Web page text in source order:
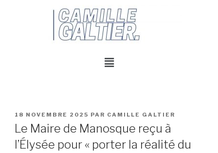
18 NOVEMBRE 2025 PAR CAMILLE GALTIER
Le Maire de Manosque reçu à
l’Élysée pour « porter la réalité du